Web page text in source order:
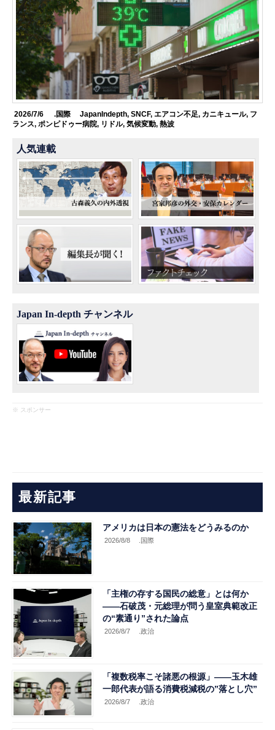
2026/7/6 .国際 JapanIndepth, SNCF, エアコン不足, カニキュール, フ
ランス, ポンピドゥー病院, リドル,気候変動,熱波
人気連載
Japan In-depth チャンネル
※ スポンサー
最新記事
アメリカは日本の憲法をどうみるのか
2026/8/8 .国際
「主権の存する国民の総意」とは何か
――石破茂・元総理が問う皇室典範改正
の“素通り”された論点
2026/8/7 .政治
「複数税率こそ諸悪の根源」――玉木雄
一郎代表が語る消費税減税の”落とし穴”
2026/8/7 .政治